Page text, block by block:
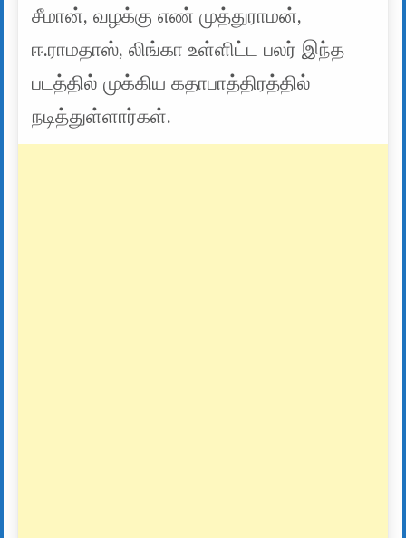
சீமான், வழக்கு எண் முத்துராமன்,
ஈ.ராமதாஸ், லிங்கா உள்ளிட்ட பலர் இந்த
படத்தில் முக்கிய கதாபாத்திரத்தில்
நடித்துள்ளார்கள்.